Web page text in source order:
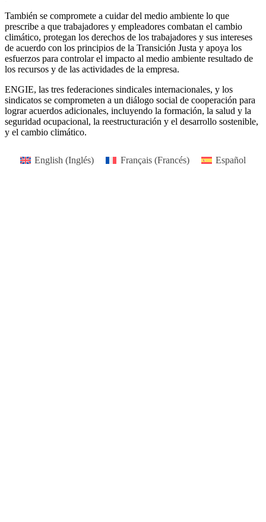
También se compromete a cuidar del medio ambiente lo que
prescribe a que trabajadores y empleadores combatan el cambio
climático, protegan los derechos de los trabajadores y sus intereses
de acuerdo con los principios de la Transición Justa y apoya los
esfuerzos para controlar el impacto al medio ambiente resultado de
los recursos y de las actividades de la empresa.
ENGIE, las tres federaciones sindicales internacionales, y los
sindicatos se comprometen a un diálogo social de cooperación para
lograr acuerdos adicionales, incluyendo la formación, la salud y la
seguridad ocupacional, la reestructuración y el desarrollo sostenible,
y el cambio climático.
English (Inglés) Français(Francés) Español